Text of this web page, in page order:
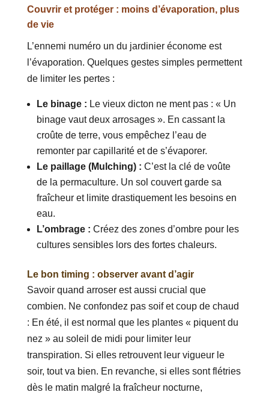
Couvrir et protéger : moins d’évaporation, plus
de vie
L’ennemi numéro un du jardinier économe est
l’évaporation. Quelques gestes simples permettent
de limiter les pertes :
Le binage : Le vieux dicton ne ment pas : « Un
binage vaut deux arrosages ». En cassant la
croûte de terre, vous empêchez l’eau de
remonter par capillarité et de s’évaporer.
Le paillage (Mulching) : C’est la clé de voûte
de la permaculture. Un sol couvert garde sa
fraîcheur et limite drastiquement les besoins en
eau.
L’ombrage : Créez des zones d’ombre pour les
cultures sensibles lors des fortes chaleurs.
Le bon timing : observer avant d’agir
Savoir quand arroser est aussi crucial que
combien. Ne confondez pas soif et coup de chaud
: En été, il est normal que les plantes « piquent du
nez » au soleil de midi pour limiter leur
transpiration. Si elles retrouvent leur vigueur le
soir, tout va bien. En revanche, si elles sont flétries
dès le matin malgré la fraîcheur nocturne,